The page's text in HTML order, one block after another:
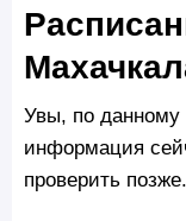
Увы, по данному
информация
проверить позже.